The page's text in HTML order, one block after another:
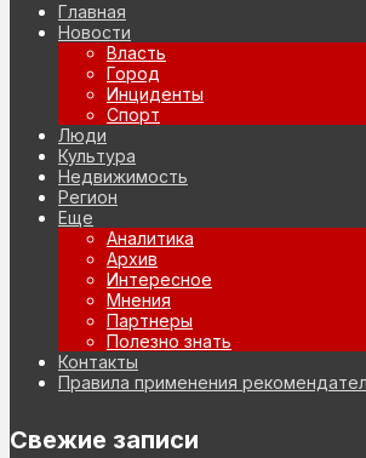
Главная
Новости
Власть
Город
Инциденты
Спорт
Люди
Культура
Недвижимость
Регион
Еще
Аналитика
Архив
Интересное
Мнения
Партнеры
Полезно знать
Контакты
Правила применения
Свежие записи